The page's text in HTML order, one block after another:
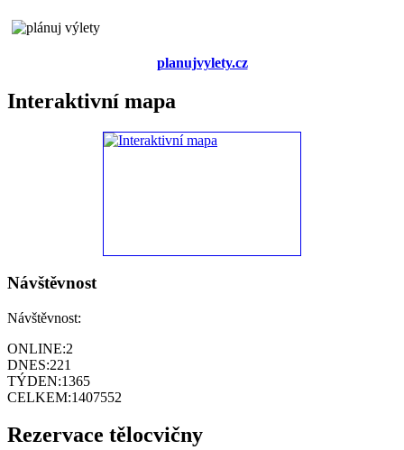
planujvylety.cz
Interaktivní mapa
Návštěvnost
Návštěvnost:
ONLINE:2
DNES:221
TÝDEN:1365
CELKEM:1407552
Rezervace tělocvičny